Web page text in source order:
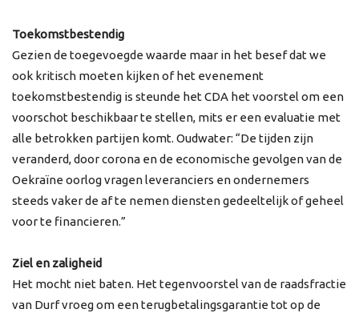
Toekomstbestendig
Gezien de toegevoegde waarde maar in het besef dat we
ook kritisch moeten kijken of het evenement
toekomstbestendig is steunde het CDA het voorstel om een
voorschot beschikbaar te stellen, mits er een evaluatie met
alle betrokken partijen komt. Oudwater: “De tijden zijn
veranderd, door corona en de economische gevolgen van de
Oekraïne oorlog vragen leveranciers en ondernemers
steeds vaker de af te nemen diensten gedeeltelijk of geheel
voor te financieren.”
Ziel en zaligheid
Het mocht niet baten. Het tegenvoorstel van de raadsfractie
van Durf vroeg om een terugbetalingsgarantie tot op de